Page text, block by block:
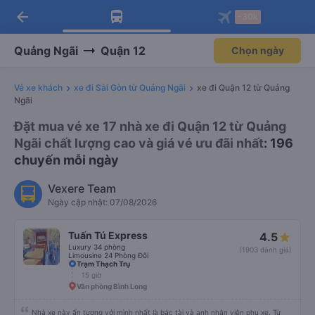
Tải app Vexere ngay!
Nhận ưu đãi thành viên độc
Mở app
Tải app Vexere
-30k/ghế khi đặt vé máy bay qua
Mở app
arrow_back
Quảng Ngãi Quận 12 Chọn ngày
Vé xe khách xe đi Sài Gòn từ Quảng Ngãi
xe đi Quận 12 từ Quảng
Ngãi
Đặt mua vé xe 17 nhà xe đi Quận 12 từ Quảng
Ngãi chất lượng cao và giá vé ưu đãi nhất: 196
chuyến mỗi ngày
Vexere Team
Ngày cập nhật: 07/08/2026
Tuấn Tú Express
Luxury 34 phòng
Limousine 24 Phòng Đôi
4.5
(1903 đánh giá)
Trạm Thạch Trụ
15 giờ
Văn phòng Bình Long
Nhà xe này ấn tượng với mình nhất là bác tài và anh nhân viên phụ xe. Từ